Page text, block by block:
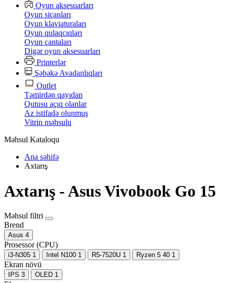
Oyun aksesuarları
Oyun siçanları
Oyun klaviaturaları
Oyun qulaqcıqları
Oyun çantaları
Digər oyun aksesuarları
Printerlər
Şəbəkə Avadanlıqları
Outlet
Təmirdən qayıdan
Qutusu açıq olanlar
Az istifadə olunmuş
Vitrin məhsulu
Məhsul Kataloqu
Ana səhifə
Axtarış
Axtarış - Asus Vivobook Go 15
Məhsul filtri
Brend
Asus 4
Prosessor (CPU)
i3-N305 1 Intel N100 1 R5-7520U 1 Ryzen 5 40 1
Ekran növü
IPS 3 OLED 1